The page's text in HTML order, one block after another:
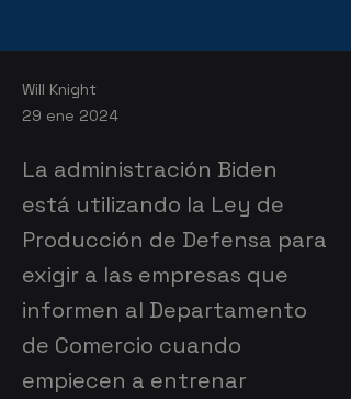
Will Knight
29 ene 2024
La administración Biden
está utilizando la Ley de
Producción de Defensa para
exigir a las empresas que
informen al Departamento
de Comercio cuando
empiecen a entrenar